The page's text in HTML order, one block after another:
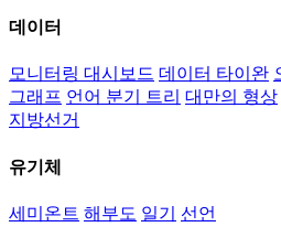
데이터
모니터링 대시보드 데이터 타이완
그래프 언어 분기 트리 대만의 형상
지방선거
유기체
세미온트 해부도 일기 선언